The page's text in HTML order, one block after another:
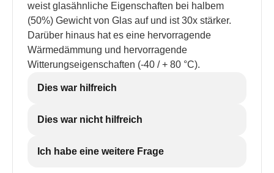
weist glasähnliche Eigenschaften bei halbem
(50%) Gewicht von Glas auf und ist 30x stärker.
Darüber hinaus hat es eine hervorragende
Wärmedämmung und hervorragende
Witterungseigenschaften (-40 / + 80 °C).
Dies war hilfreich
Dies war nicht hilfreich
Ich habe eine weitere Frage